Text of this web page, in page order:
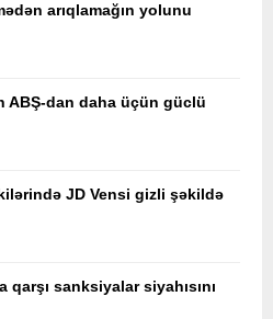
arıqlamağın yolunu
ABŞ-dan daha üçün güclü
JD Vensi gizli şəkildə
sanksiyalar siyahısını